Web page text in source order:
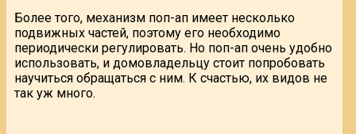
Более того, механизм поп-ап имеет несколько
подвижных частей, поэтому его необходимо
периодически регулировать. Но поп-ап очень удобно
использовать, и домовладельцу стоит попробовать
научиться обращаться с ним. К счастью, их видов не
так уж много.